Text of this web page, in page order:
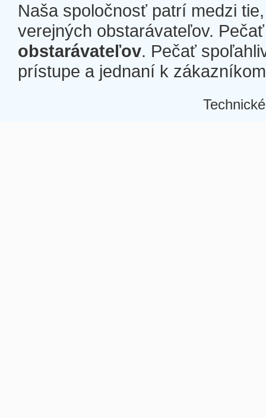
Naša spoločnosť patrí medzi
verejných obstarávateľov.
obstarávateľov. Pečať
prístupe a jednaní k